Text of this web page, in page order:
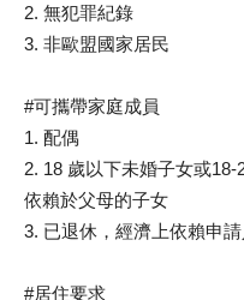
2. 無犯罪紀錄
3. 非歐盟國家居民
#可攜帶家庭成員​
1. 配偶
2. 18 歲以下未婚子女或
依賴於父母的子女
3. 已退休，經濟上依賴申
#居住要求​